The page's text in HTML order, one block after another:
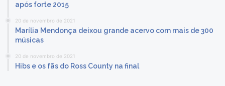
após forte 2015
20 de novembro de 2021
Marília Mendonça deixou grande acervo com mais de 300
músicas
20 de novembro de 2021
Hibs e os fãs do Ross County na final